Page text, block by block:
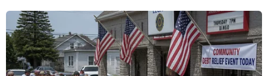
Trần Quyên
08/12/2022 12:41
Ngày 8/12, tập đoàn công nghệ Google thông